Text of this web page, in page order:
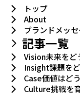
トップ
About
ブランドメッ
記事一覧
Vision未来をど
Insight課題を
Case価値はど
Culture挑戦を